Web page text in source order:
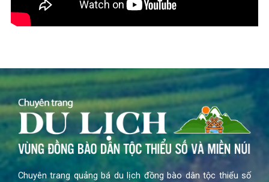
Chuyên trang quảng bá du lịch đồng bào dân tộc thiểu số